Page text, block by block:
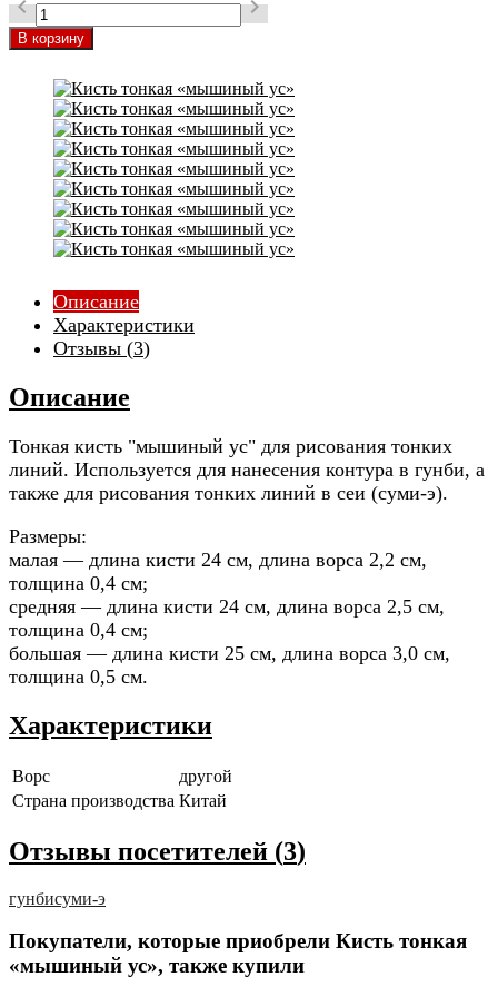
 
Описание
Характеристики
Отзывы (3)
Описание
Тонкая кисть "мышиный ус" для рисования тонких
линий. Используется для нанесения контура в гунби, а
также для рисования тонких линий в сеи (суми-э).
Размеры:
малая — длина кисти 24 см, длина ворса 2,2 см,
толщина 0,4 см;
средняя — длина кисти 24 см, длина ворса 2,5 см,
толщина 0,4 см;
большая — длина кисти 25 см, длина ворса 3,0 см,
толщина 0,5 см.
Характеристики
Ворс
другой
Страна производства Китай
Отзывы посетителей (3)
гунбисуми-э
Покупатели, которые приобрели Кисть тонкая
«мышиный ус», также купили